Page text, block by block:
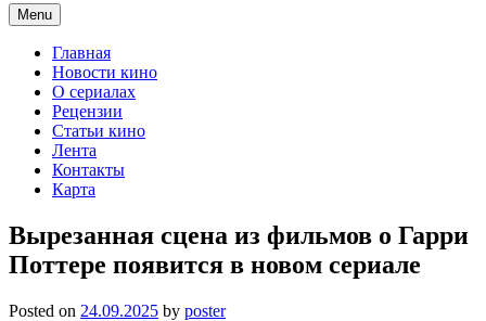
Menu
Главная
Новости кино
О сериалах
Рецензии
Статьи кино
Лента
Контакты
Карта
Вырезанная сцена из фильмов о Гарри
Поттере появится в новом сериале
Posted on 24.09.2025 by poster